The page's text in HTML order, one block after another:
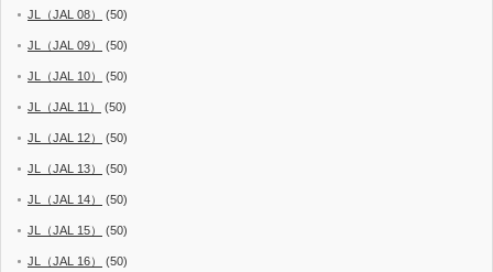
JL（JAL 08） (50)
JL（JAL 09） (50)
JL（JAL 10） (50)
JL（JAL 11） (50)
JL（JAL 12） (50)
JL（JAL 13） (50)
JL（JAL 14） (50)
JL（JAL 15） (50)
JL（JAL 16） (50)